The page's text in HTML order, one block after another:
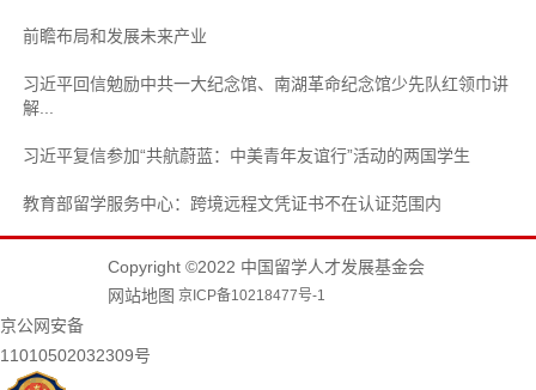
前瞻布局和发展未来产业
习近平回信勉励中共一大纪念馆、南湖革命纪念馆少先队红领巾讲
解...
习近平复信参加“共航蔚蓝：中美青年友谊行”活动的两国学生
教育部留学服务中心：跨境远程文凭证书不在认证范围内
Copyright ©2022 中国留学人才发展基金会
网站地图 京ICP备10218477号-1
京公网安备
11010502032309号